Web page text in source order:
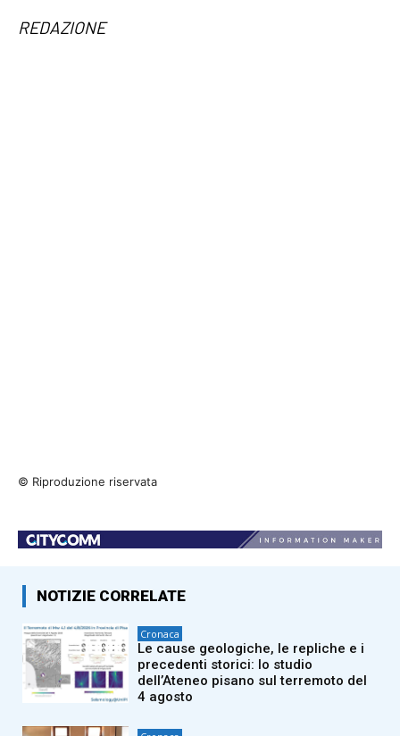
REDAZIONE
© Riproduzione riservata
NOTIZIE CORRELATE
Cronaca
Le cause geologiche, le repliche e i
precedenti storici: lo studio
dell’Ateneo pisano sul terremoto del
4 agosto